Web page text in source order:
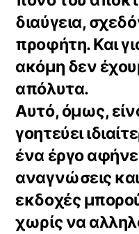
διαύγεια,
προφήτη. Και
ακόμη δεν
απόλυτα.
Αυτό, όμως,
γοητεύει
ένα έργο
αναγνώσεις
εκδοχές
χωρίς να